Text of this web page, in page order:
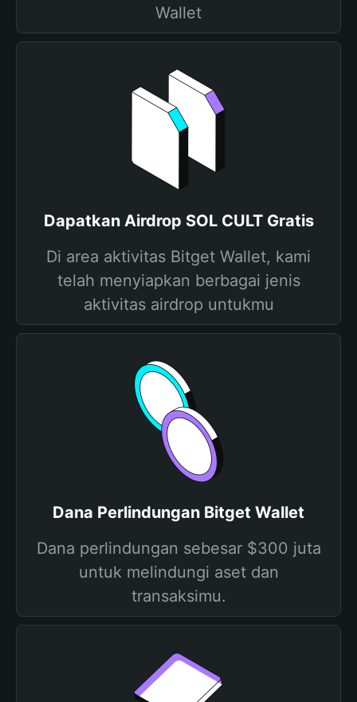
Wallet
Dapatkan Airdrop SOL CULT Gratis
Di area aktivitas Bitget Wallet, kami
telah menyiapkan berbagai jenis
aktivitas airdrop untukmu
Dana Perlindungan Bitget Wallet
Dana perlindungan sebesar $300 juta
untuk melindungi aset dan
transaksimu.